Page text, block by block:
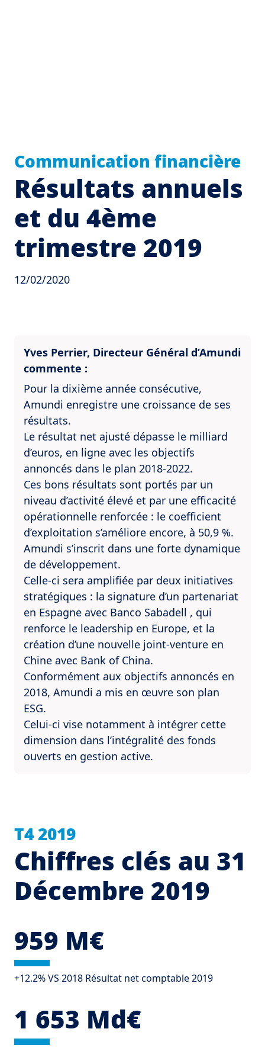
Communication financière
Résultats annuels
et du 4ème
trimestre 2019
12/02/2020
Yves Perrier, Directeur Général d’Amundi
commente :
Pour la dixième année consécutive,
Amundi enregistre une croissance de ses
résultats.
Le résultat net ajusté dépasse le milliard
d’euros, en ligne avec les objectifs
annoncés dans le plan 2018-2022.
Ces bons résultats sont portés par un
niveau d’activité élevé et par une efficacité
opérationnelle renforcée : le coefficient
d’exploitation s’améliore encore, à 50,9 %.
Amundi s’inscrit dans une forte dynamique
de développement.
Celle-ci sera amplifiée par deux initiatives
stratégiques : la signature d’un partenariat
en Espagne avec Banco Sabadell , qui
renforce le leadership en Europe, et la
création d’une nouvelle joint-venture en
Chine avec Bank of China.
Conformément aux objectifs annoncés en
2018, Amundi a mis en œuvre son plan
ESG.
Celui-ci vise notamment à intégrer cette
dimension dans l’intégralité des fonds
ouverts en gestion active.
T4 2019
Chiffres clés au 31
Décembre 2019
959 M€
+12.2% VS 2018 Résultat net comptable 2019
1 653 Md€